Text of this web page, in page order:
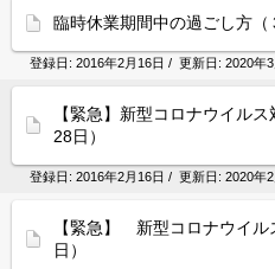
臨時休業期間中の過ごし方（
登録日: 2016年2月16日 / 更新日: 2020年
【緊急】新型コロナウイル
28日）
登録日: 2016年2月16日 / 更新日: 2020年
【緊急】 新型コロナウイ
日）